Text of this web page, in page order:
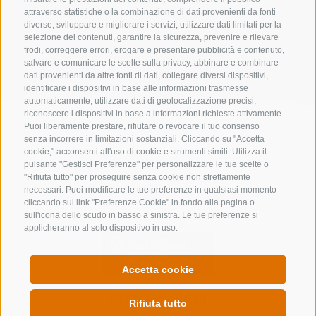
attraverso statistiche o la combinazione di dati provenienti da fonti
diverse, sviluppare e migliorare i servizi, utilizzare dati limitati per la
selezione dei contenuti, garantire la sicurezza, prevenire e rilevare
frodi, correggere errori, erogare e presentare pubblicità e contenuto,
salvare e comunicare le scelte sulla privacy, abbinare e combinare
dati provenienti da altre fonti di dati, collegare diversi dispositivi,
identificare i dispositivi in base alle informazioni trasmesse
automaticamente, utilizzare dati di geolocalizzazione precisi,
riconoscere i dispositivi in base a informazioni richieste attivamente.
Puoi liberamente prestare, rifiutare o revocare il tuo consenso
senza incorrere in limitazioni sostanziali. Cliccando su "Accetta
cookie," acconsenti all'uso di cookie e strumenti simili. Utilizza il
pulsante "Gestisci Preferenze" per personalizzare le tue scelte o
"Rifiuta tutto" per proseguire senza cookie non strettamente
necessari. Puoi modificare le tue preferenze in qualsiasi momento
cliccando sul link "Preferenze Cookie" in fondo alla pagina o
sull'icona dello scudo in basso a sinistra. Le tue preferenze si
applicheranno al solo dispositivo in uso.
Accetta cookie
Rifiuta tutto
Lista alloggi
CONTATTACI